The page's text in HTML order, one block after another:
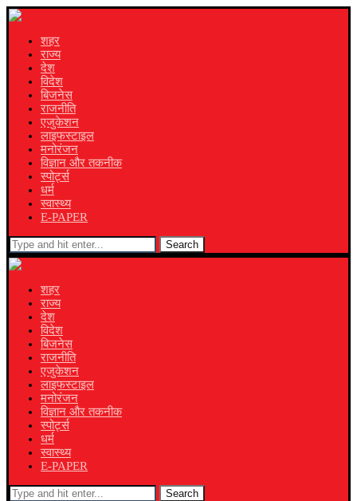
शहर
राज्य
देश
विदेश
बिजनेस
राजनीति
एजुकेशन
लाइफस्टाइल
मनोरंजन
विज्ञान और तकनीक
स्पोर्ट्स
धर्म
स्वास्थ्य
E-PAPER
Search
शहर
राज्य
देश
विदेश
बिजनेस
राजनीति
एजुकेशन
लाइफस्टाइल
मनोरंजन
विज्ञान और तकनीक
स्पोर्ट्स
धर्म
स्वास्थ्य
E-PAPER
Search